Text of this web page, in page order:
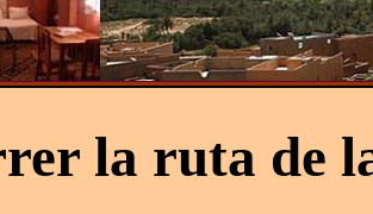
la ruta de